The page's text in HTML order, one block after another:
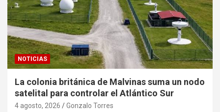
NOTICIAS
La colonia británica de Malvinas suma un nodo
satelital para controlar el Atlántico Sur
4 agosto, 2026 Gonzalo Torres